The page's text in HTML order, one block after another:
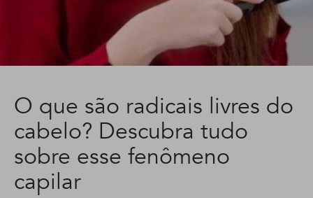
O que são radicais livres do
cabelo? Descubra tudo
sobre esse fenômeno
capilar